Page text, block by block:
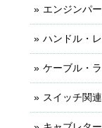
エンジンパ
ハンドル・
ケーブル・
スイッチ関連